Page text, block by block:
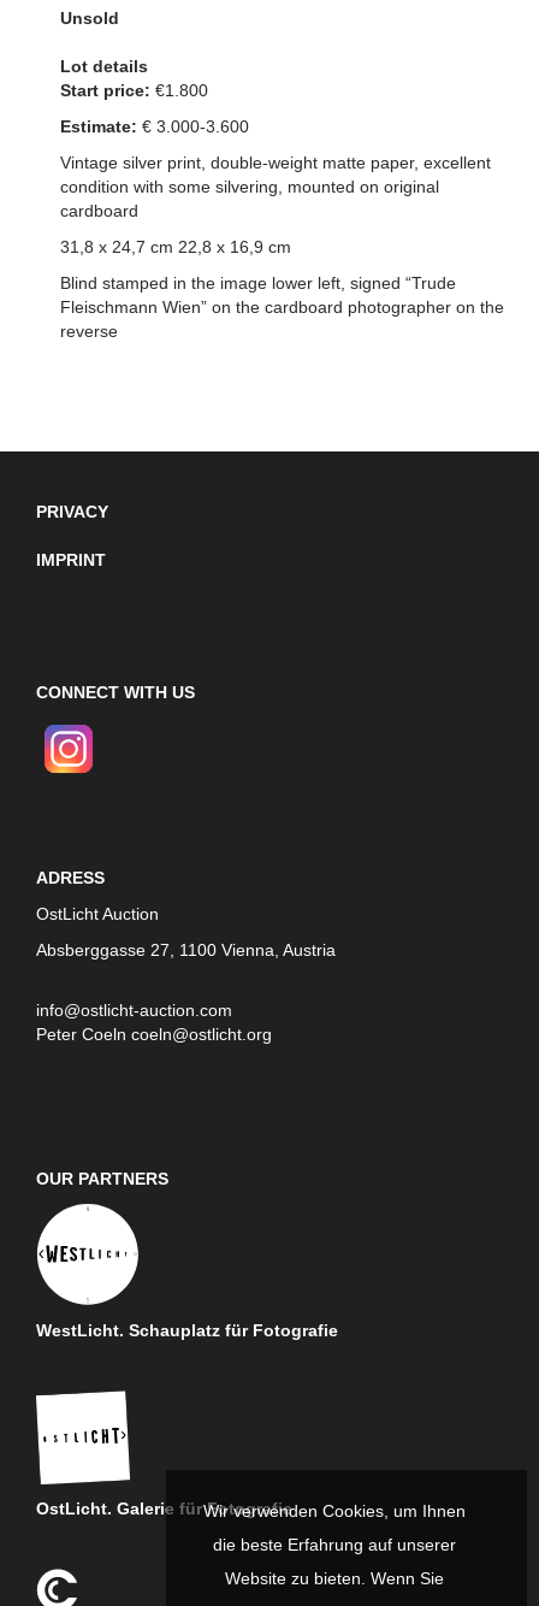
Unsold
Lot details
Start price: €1.800
Estimate: € 3.000-3.600
Vintage silver print, double-weight matte paper, excellent
condition with some silvering, mounted on original
cardboard
31,8 x 24,7 cm 22,8 x 16,9 cm
Blind stamped in the image lower left, signed “Trude
Fleischmann Wien” on the cardboard photographer on the
reverse
PRIVACY
IMPRINT
CONNECT WITH US
ADRESS
OstLicht Auction
Absberggasse 27, 1100 Vienna, Austria
info@ostlicht-auction.com
Peter Coeln coeln@ostlicht.org
OUR PARTNERS
WestLicht. Schauplatz für Fotografie
OstLicht. Galerie für FotografieWir verwenden Cookies, um Ihnen
die beste Erfahrung auf unserer
Website zu bieten. Wenn Sie